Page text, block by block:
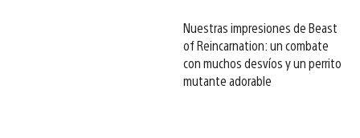
Nuestras impresiones de Beast
of Reincarnation: un combate
con muchos desvíos y un perrito
mutante adorable